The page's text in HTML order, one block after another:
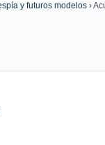
y futuros modelos ›